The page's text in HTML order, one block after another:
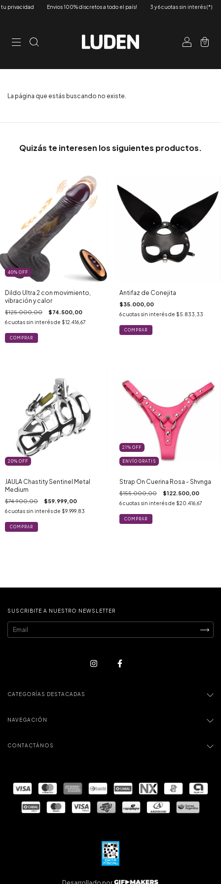
privacidad Envios 100% discretos a todo el país! 3 y 6 cuotas sin interés (*)
0
La página que estás buscando no existe.
Quizás te interesen los siguientes productos.
40% OFF
Dildo Ultra 2 con movimiento,
vibración y calor
$125.000,00 $74.500,00
6cuotas sin interés de $12.416,67
Antifaz de Conejita
$35.000,00
6 cuotas sin interés de $5.833,33
20% OFF
JAULA Chastity Sentinel Metal
Medium
$74.900,00 $59.999,00
6cuotas sin interés de $9.999,83
21 % OFF
ENVÍO GRATIS
Strap On Cuerina Rosa - Shvnga
$155.000,00 $122.500,00
6 cuotas sin interés de $20.416,67
SUSCRIBITE A NUESTRO NEWSLETTER
CATEGORÍAS DESTACADAS
NAVEGACIÓN
CONTACTÁNOS